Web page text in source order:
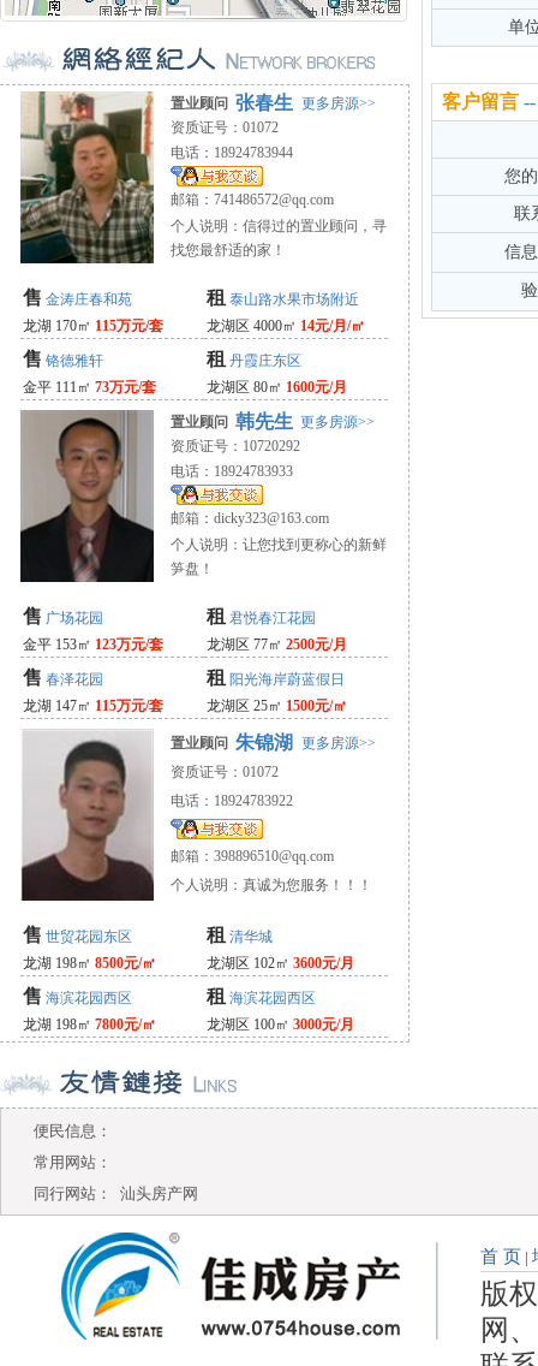
置业顾问 张春生 更多房源>>
资质证号：01072
电话：18924783944
邮箱： 741486572@qq.com
个人说明：信得过的置业顾问，寻
找您最舒适的家！
售 金涛庄春和苑
龙湖 170㎡ 115万元/套
售 铬德雅轩
金平 111㎡ 73万元/套
租泰山路水果市场附近
龙湖区 4000㎡ 14元/月/㎡
租丹霞庄东区
龙湖区 80㎡ 1600元/月
置业顾问 韩先生 更多房源>>
资质证号：10720292
电话：18924783933
邮箱： dicky323@163.com
个人说明：让您找到更称心的新鲜
笋盘！
售 广场花园
金平 153㎡ 123万元/套
售 春泽花园
龙湖 147㎡ 115万元/套
租君悦春江花园
龙湖区 77㎡ 2500元/月
租阳光海岸蔚蓝假日
龙湖区 25㎡ 1500元/㎡
置业顾问 朱锦湖
更多房源>>
资质证号：01072
电话：18924783922
邮箱： 398896510@qq.com
个人说明：真诚为您服务！！！
售 世贸花园东区
龙湖 198㎡ 8500元/㎡
售 海滨花园西区
龙湖 198㎡ 7800元/㎡
租清华城
龙湖区 102㎡ 3600元/月
租海滨花园西区
龙湖区 100㎡ 3000元/月
单
客户留言
您
联
信
便民信息：
常用网站：
同行网站：
汕头房产网
首 页 |
版
网